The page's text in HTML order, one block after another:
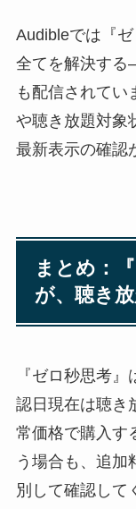
Audibleでは『
全てを解決す
も配信されてい
や聴き放題対象
最新表示の確認
まとめ：
が、聴き
『ゼロ秒思考
認日現在は聴き
常価格で購入す
う場合も、追加
別して確認して